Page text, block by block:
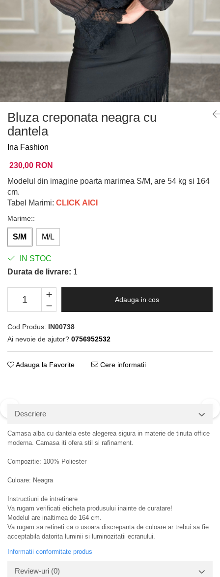
Bluza creponata neagra cu
dantela
Ina Fashion
230,00 RON
Modelul din imagine poarta marimea S/M, are 54 kg si 164
cm.
Tabel Marimi: CLICK AICI
Marime::
S/M M/L
IN STOC
Durata de livrare: 1
Adauga in cos
Cod Produs: IN00738
Ai nevoie de ajutor? 0756952532
Adauga la Favorite Cere informatii
Descriere
Camasa alba cu dantela este alegerea sigura in materie de tinuta office
moderna. Camasa iti ofera stil si rafinament.
Compozitie: 100% Poliester
Culoare: Neagra
Instructiuni de intretinere
Va rugam verificati eticheta produsului inainte de curatare!
Modelul are inaltimea de 164 cm.
Va rugam sa retineti ca o usoara discrepanta de culoare ar trebui sa fie
acceptabila datorita luminii si luminozitatii ecranului.
Informatii conformitate produs
Review-uri (0)